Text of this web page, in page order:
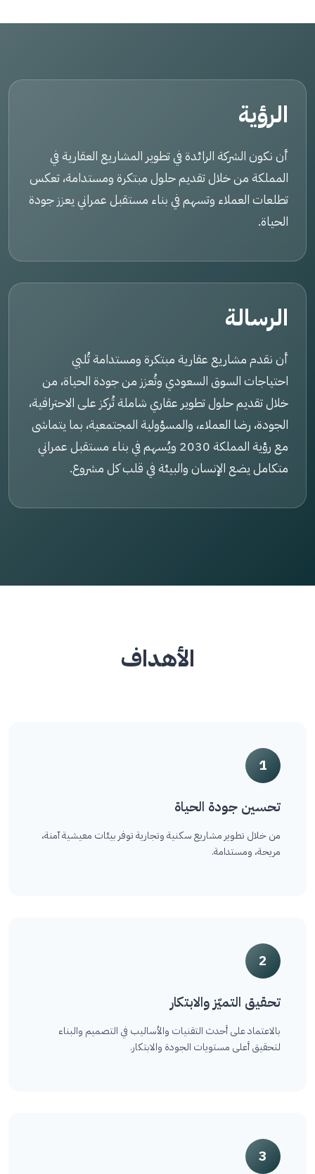
الرؤية
أن نكون الشركة الرائدة في تطوير المشاريع العقارية في
المملكة من خلال تقديم حلول مبتكرة ومستدامة، تعكس
تطلعات العملاء وتسهم في بناء مستقبل عمراني يعزز جودة
الحياة.
الرسالة
أن نقدم مشاريع عقارية مبتكرة ومستدامة تُلبي
احتياجات السوق السعودي وتُعزز من جودة الحياة، من
خلال تقديم حلول تطوير عقاري شاملة تُركز على الاحترافية،
الجودة، رضا العملاء، والمسؤولية المجتمعية، بما يتماشى
مع رؤية المملكة 2030 ويُسهم في بناء مستقبل عمراني
متكامل يضع الإنسان والبيئة في قلب كل مشروع.
الأهداف
1
تحسين جودة الحياة
من خلال تطوير مشاريع سكنية وتجارية توفر بيئات معيشية آمنة،
مريحة، ومستدامة.
2
تحقيق التميّز والابتكار
بالاعتماد على أحدث التقنيات والأساليب في التصميم والبناء
لتحقيق أعلى مستويات الجودة والابتكار.
3